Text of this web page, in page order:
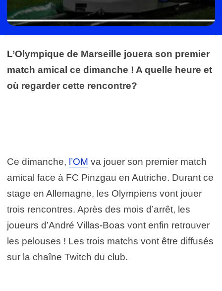
L’Olympique de Marseille jouera son premier
match amical ce dimanche ! A quelle heure et
où regarder cette rencontre?
Ce dimanche, l’OM va jouer son premier match
amical face à FC Pinzgau en Autriche. Durant ce
stage en Allemagne, les Olympiens vont jouer
trois rencontres. Après des mois d’arrêt, les
joueurs d’André Villas-Boas vont enfin retrouver
les pelouses ! Les trois matchs vont être diffusés
sur la chaîne Twitch du club.